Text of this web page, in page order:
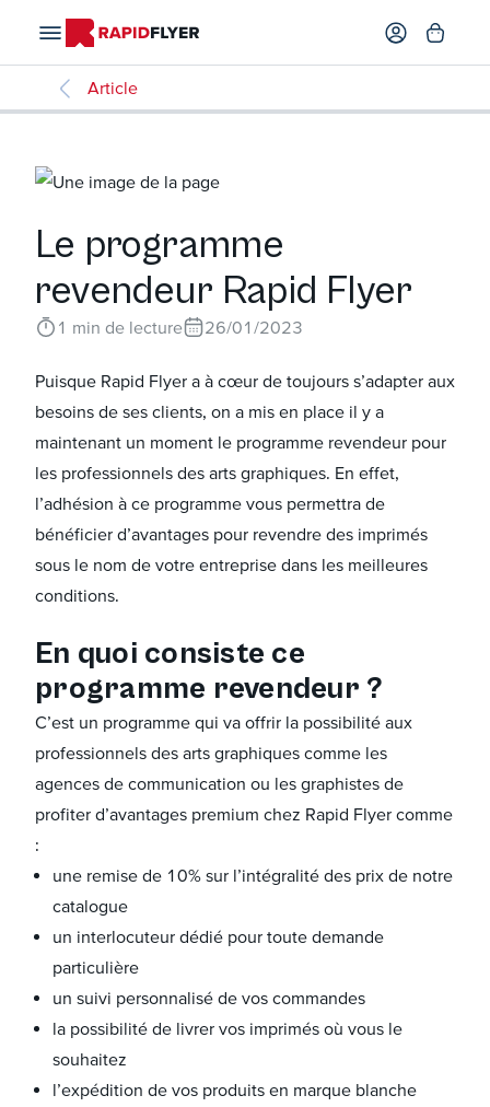
Article
Le programme
revendeur Rapid Flyer
1 min de lecture 26/01/2023
Puisque Rapid Flyer a à cœur de toujours s’adapter aux
besoins de ses clients, on a mis en place il y a
maintenant un moment le programme revendeur pour
les professionnels des arts graphiques. En effet,
l’adhésion à ce programme vous permettra de
bénéficier d’avantages pour revendre des imprimés
sous le nom de votre entreprise dans les meilleures
conditions.
En quoi consiste ce
programme revendeur ?
C’est un programme qui va offrir la possibilité aux
professionnels des arts graphiques comme les
agences de communication ou les graphistes de
profiter d’avantages premium chez Rapid Flyer comme
:
une remise de 10% sur l’intégralité des prix de notre
catalogue
un interlocuteur dédié pour toute demande
particulière
un suivi personnalisé de vos commandes
la possibilité de livrer vos imprimés où vous le
souhaitez
l’expédition de vos produits en marque blanche